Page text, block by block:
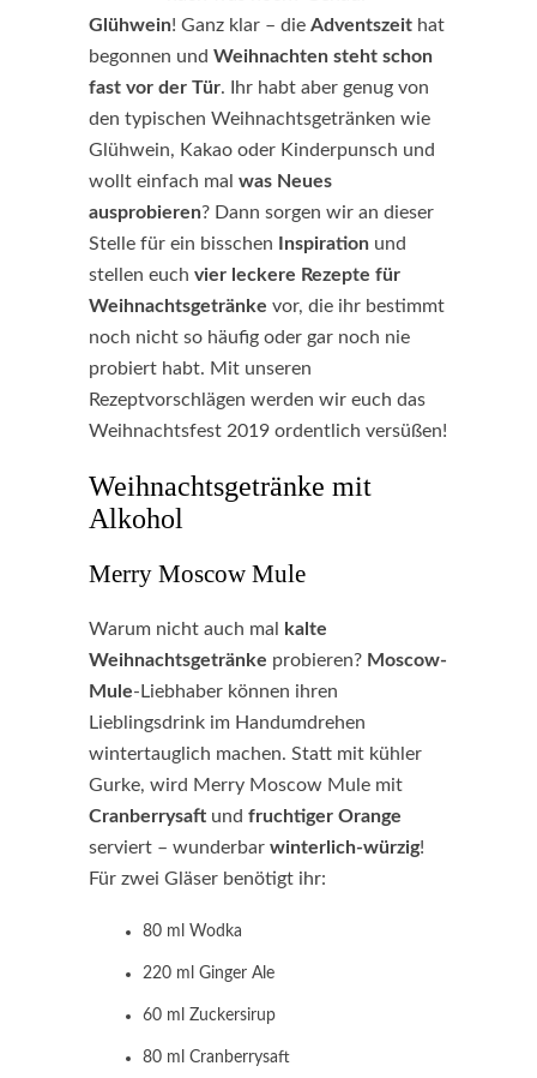
Glühwein! Ganz klar – die Adventszeit hat
begonnen und Weihnachten steht schon
fast vor der Tür. Ihr habt aber genug von
den typischen Weihnachtsgetränken wie
Glühwein, Kakao oder Kinderpunsch und
wollt einfach mal was Neues
ausprobieren? Dann sorgen wir an dieser
Stelle für ein bisschen
Inspiration und
stellen euch vier leckere Rezepte für
Weihnachtsgetränke vor, die ihr bestimmt
noch nicht so häufig oder gar noch nie
probiert habt. Mit unseren
Rezeptvorschlägen werden wir euch das
Weihnachtsfest 2019 ordentlich versüßen!
Weihnachtsgetränke mit
Alkohol
Merry Moscow Mule
Warum nicht auch mal
kalte
Weihnachtsgetränke probieren? Moscow-
Mule-Liebhaber können ihren
Lieblingsdrink im Handumdrehen
wintertauglich machen. Statt mit kühler
Gurke, wird Merry Moscow Mule mit
Cranberrysaft und fruchtiger Orange
serviert – wunderbar winterlich-würzig!
Für zwei Gläser benötigt ihr:
80 ml Wodka
220 ml Ginger Ale
60 ml Zuckersirup
80 ml Cranberrysaft